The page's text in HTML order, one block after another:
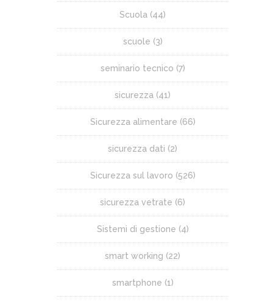
Scuola (44)
scuole (3)
seminario tecnico (7)
sicurezza (41)
Sicurezza alimentare (66)
sicurezza dati (2)
Sicurezza sul lavoro (526)
sicurezza vetrate (6)
Sistemi di gestione (4)
smart working (22)
smartphone (1)